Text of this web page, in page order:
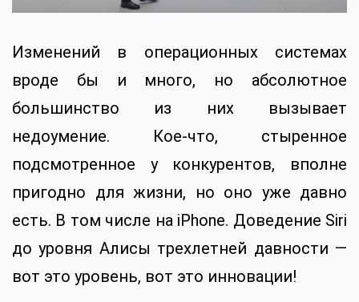
Изменений в операционных системах
вроде бы и много, но абсолютное
большинство из них вызывает
недоумение. Кое-что, стыренное
подсмотренное у конкурентов, вполне
пригодно для жизни, но оно уже давно
есть. В том числе на iPhone. Доведение Siri
до уровня Алисы трехлетней давности —
вот это уровень, вот это инновации!